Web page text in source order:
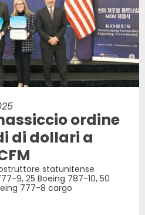
ordine
di dollari a
statunitense
9, 25 Boeing 787-10, 50
777-8 cargo